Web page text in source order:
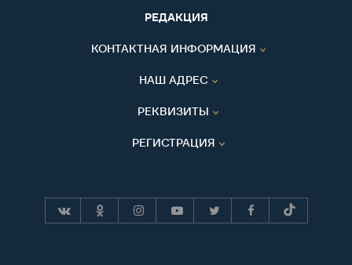
РЕДАКЦИЯ
КОНТАКТНАЯ ИНФОРМАЦИЯ
НАШ АДРЕС
РЕКВИЗИТЫ
РЕГИСТРАЦИЯ